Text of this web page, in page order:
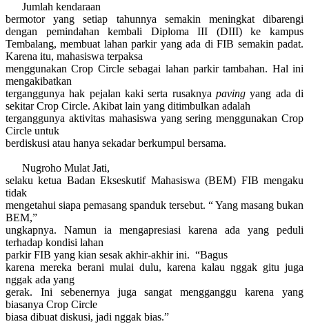
Jumlah kendaraan
bermotor yang setiap tahunnya semakin meningkat dibarengi
dengan
pemindahan kembali Diploma III (DIII)
ke kampus
Tembalang, membuat lahan parkir yang ada diFIB semakin padat.
Karena itu, mahasiswa terpaksa
menggunakan Crop Circle sebagai lahan parkir tambahan. Hal ini
mengakibatkan
terganggunya hak pejalan kaki serta rusaknya paving yang ada di
sekitar Crop Circle. Akibat lain yang ditimbulkan adalah
terganggunya aktivitas mahasiswa yang sering menggunakan Crop
Circle untuk
berdiskusi atau hanya sekadar berkumpul bersama.
Nugroho Mulat Jati,
selaku ketua BadanEkseskutif Mahasiswa (BEM) FIB mengaku
tidak
mengetahui siapa pemasang spanduk tersebut. “ Yang masang bukan
BEM,”
ungkapnya. Namun ia mengapresiasi karena ada yang peduli
terhadap kondisi lahan
parkir FIB yang kian sesak akhir-akhir ini. “Bagus
karena mereka berani mulai dulu, karena kalau nggak gitu juga
nggak ada yang
gerak. Ini sebenernya juga sangat mengganggu karena yang
biasanya Crop Circle
biasa dibuat diskusi, jadi nggak bias.”